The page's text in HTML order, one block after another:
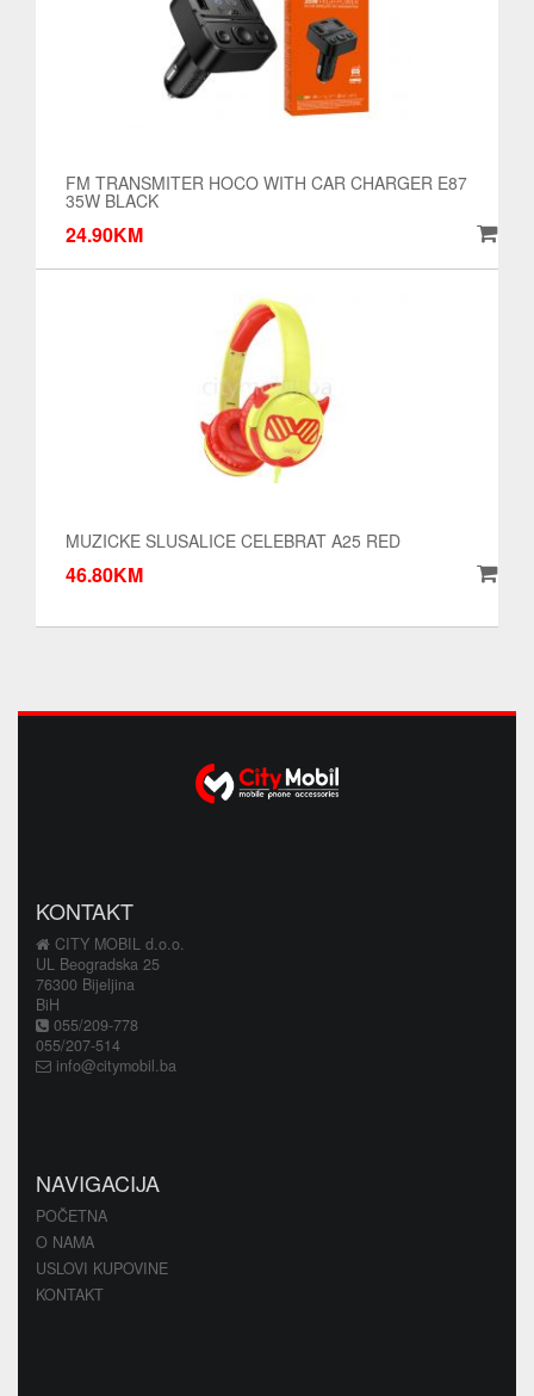
FM TRANSMITER HOCO WITH CAR CHARGER E87
35W BLACK
24.90KM
MUZICKE SLUSALICE CELEBRAT A25 RED
46.80KM
KONTAKT
CITY MOBIL d.o.o.
UL Beogradska 25
76300 Bijeljina
BiH
055/209-778
055/207-514
info@citymobil.ba
NAVIGACIJA
POČETNA
O NAMA
USLOVI KUPOVINE
KONTAKT